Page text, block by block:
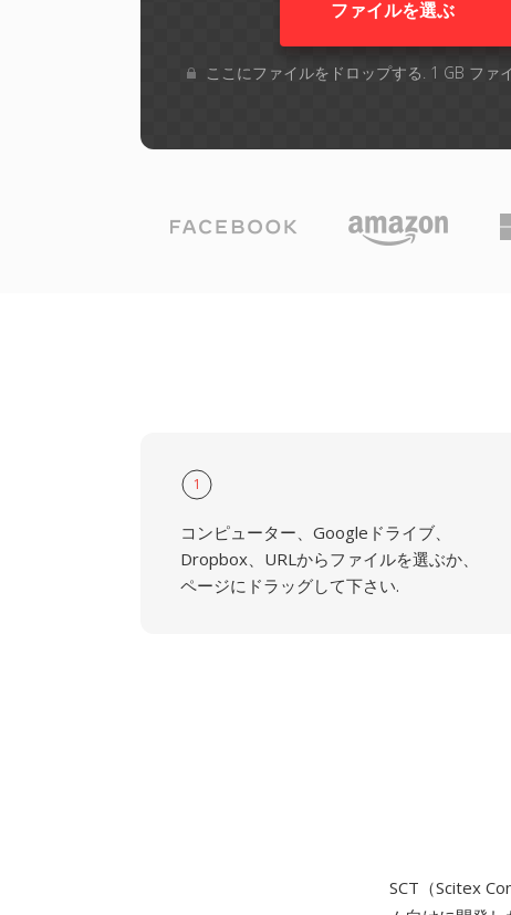
ファイルを選ぶ
ここにファイルをドロップする. 1 GB ファ
1
コンピューター、Googleドライブ、
Dropbox、URLからファイルを選ぶか、
ページにドラッグして下さい.
SCT（Scitex